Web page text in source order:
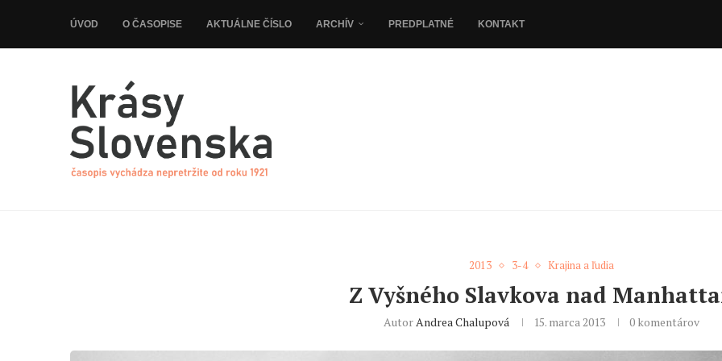
ÚVOD O ČASOPISE AKTUÁLNE ČÍSLO ARCHÍV PREDPLATNÉ KONTAKT
2013 3-4 Krajina a ľudia
Z Vyšného Slavkova nad
AutorAndrea Chalupová 15. marca 2013 0 komentárov